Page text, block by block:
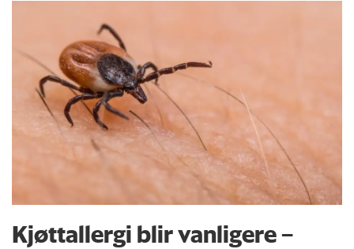
Kjøttallergi blir vanligere –